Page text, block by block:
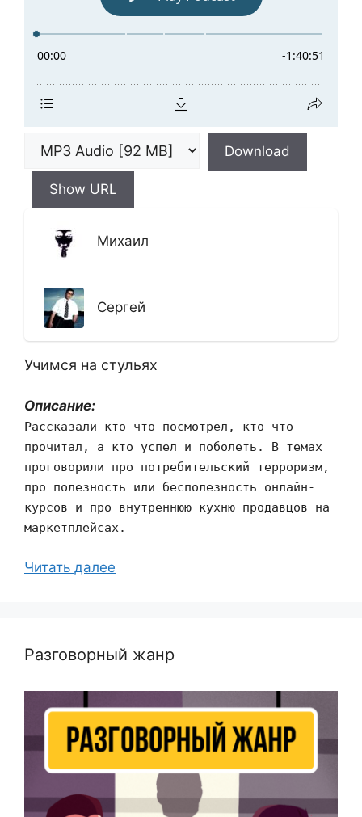
Download
Show URL
Михаил
Сергей
Учимся на стульях
Описание:
Рассказали кто что посмотрел, кто что
прочитал, а кто успел и поболеть. В темах
проговорили про потребительский терроризм,
про полезность или бесполезность онлайн-
курсов и про внутреннюю кухню продавцов на
маркетплейсах.
Читать далее
Разговорный жанр